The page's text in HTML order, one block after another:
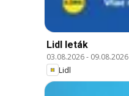
Lidl leták
03.08.2026- 09.08.2026
Lidl